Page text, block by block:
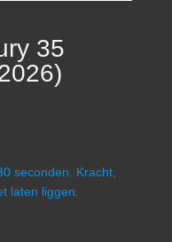
35
seconden. Kracht,
laten liggen.